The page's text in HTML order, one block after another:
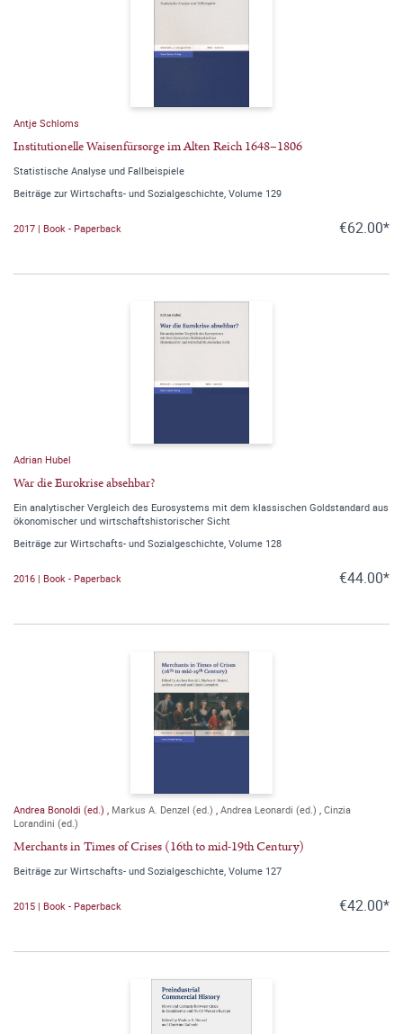
Antje Schloms
Institutionelle Waisenfürsorge im Alten Reich 1648–1806
Statistische Analyse und Fallbeispiele
Beiträge zur Wirtschafts- und Sozialgeschichte, Volume 129
2017 | Book - Paperback €62.00*
Adrian Hubel
War die Eurokrise absehbar?
Ein analytischer Vergleich des Eurosystems mit dem klassischen Goldstandard aus
ökonomischer und wirtschaftshistorischer Sicht
Beiträge zur Wirtschafts- und Sozialgeschichte, Volume 128
2016 | Book - Paperback €44.00*
Andrea Bonoldi (ed.) , Markus A. Denzel (ed.) , Andrea Leonardi (ed.) , Cinzia
Lorandini (ed.)
Merchants in Times of Crises (16th to mid-19th Century)
Beiträge zur Wirtschafts- und Sozialgeschichte, Volume 127
2015 | Book - Paperback €42.00*